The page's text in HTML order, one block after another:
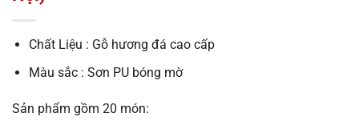
Chất Liệu : Gỗ hương đá cao cấp
Màu sắc : Sơn PU bóng mờ
Sản phẩm gồm 20 món: